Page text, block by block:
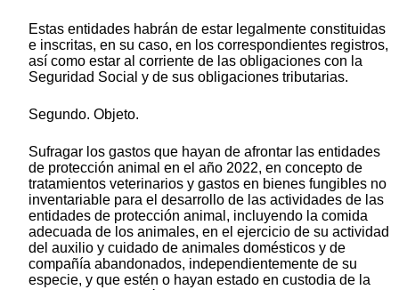
Estas entidades habrán de estar legalmente constituidas
e inscritas, en su caso, en los correspondientes registros,
así como estar al corriente de las obligaciones con la
Seguridad Social y de sus obligaciones tributarias.
Segundo. Objeto.
Sufragar los gastos que hayan de afrontar las entidades
de protección animal en el año 2022, en concepto de
tratamientos veterinarios y gastos en bienes fungibles no
inventariable para el desarrollo de las actividades de las
entidades de protección animal, incluyendo la comida
adecuada de los animales, en el ejercicio de su actividad
del auxilio y cuidado de animales domésticos y de
compañía abandonados, independientemente de su
especie, y que estén o hayan estado en custodia de la